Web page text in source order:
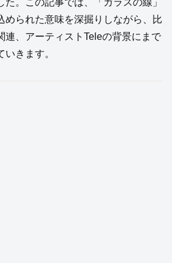
。この記事では、「ガラスの線」
められた意味を深掘りしながら、比
連、アーティストTeleの背景にまで
きます。